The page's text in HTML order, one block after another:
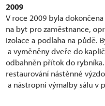
2009
V roce 2009 byla
na byt pro zaměstnance,
izolace a podlaha na půdě.
a vyměněny dveře do
odbahněn přítok do
restaurování nástěnné
a nástropní výmalby sálu v